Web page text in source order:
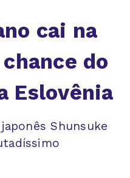
cai na
do
Eslovênia
Shunsuke